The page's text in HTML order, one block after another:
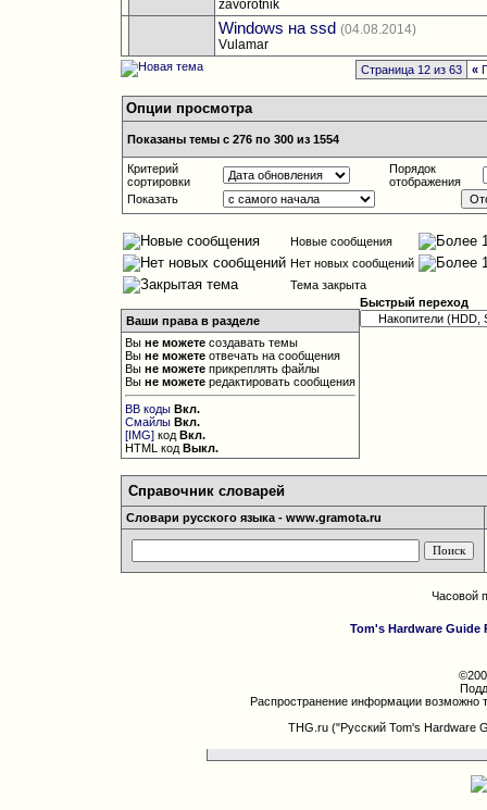
zavorotnik
Windows на ssd (04.08.2014)
Vulamar
Страница 12 из 63 «
Опции просмотра
Показаны темы с 276 по 300 из 1554
Критерий
сортировки
Порядок
отображения
Показать
Новые сообщения
Нет новых сообщений
Тема закрыта
Ваши права в разделе
Выне можете создавать темы
Выне можете отвечать на сообщения
Выне можете прикреплять файлы
Выне можете редактировать сообщения
BB коды Вкл.
Смайлы Вкл.
[IMG] кодВкл.
HTML кодВыкл.
Быстрый переход
Справочник словарей
Словари русского языка - www.gramota.ru
Часовой
Tom's Hardware Guide
Распространение информации возможно
THG.ru ("Русский Tom's Hardware